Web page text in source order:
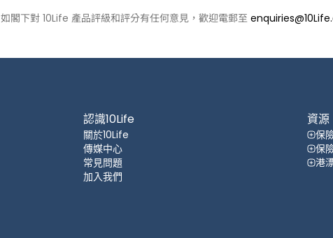
如閣下對 10Life 產品評級和評分有任何意見，歡迎電郵至
認識10Life
關於10Life
傳媒中心
常見問題
加入我們
資源
保
保
港